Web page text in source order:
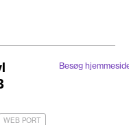
WEB PORT
Besøg